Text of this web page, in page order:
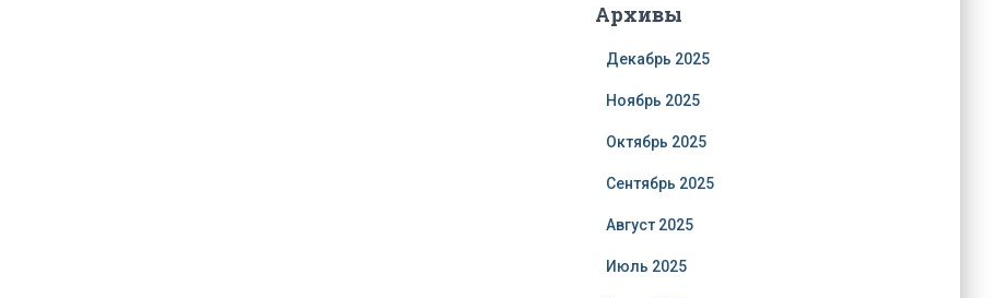
Архивы
Декабрь 2025
Ноябрь 2025
Октябрь 2025
Сентябрь 2025
Август 2025
Июль 2025